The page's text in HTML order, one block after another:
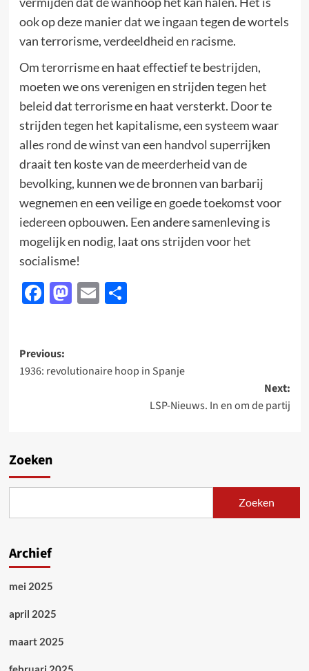
ook op deze manier dat we ingaan tegen de wortels
van terrorisme, verdeeldheid en racisme.
Om terorrisme en haat effectief te bestrijden,
moeten we ons verenigen en strijden tegen het
beleid dat terrorisme en haat versterkt. Door te
strijden tegen het kapitalisme, een systeem waar
alles rond de winst van een handvol superrijken
draait ten koste van de meerderheid van de
bevolking, kunnen we de bronnen van barbarij
wegnemen en een veilige en goede toekomst voor
iedereen opbouwen. Een andere samenleving is
mogelijk en nodig, laat ons strijden voor het
socialisme!
Facebook
Mastodon
EmailDelen
Post
navigation
Previous:
1936: revolutionaire hoop in Spanje
Next:
LSP-Nieuws. In en om de partij
Zoeken
Zoeken
Archief
mei 2025
april 2025
maart 2025